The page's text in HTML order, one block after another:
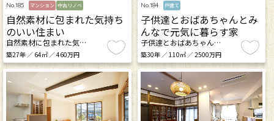
No.185 マンション 中古リノベ
自然素材に包まれた気持ち
のいい住まい
自然素材に包まれた気…
築27年 ／ 64㎡ ／ 460万円
No.184 戸建て
子供達とおばあちゃんとみ
んなで元気に暮らす家
子供達とおばあちゃん…
築30年 ／ 110㎡ ／ 2500万円